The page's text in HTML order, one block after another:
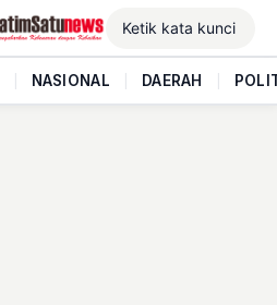
NASIONAL DAERAH